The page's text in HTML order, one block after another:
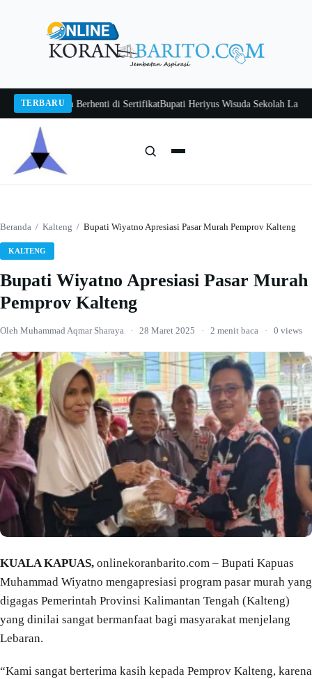
TERBARU
Jangan Berhenti di SertifikatBupati Heriyus Wisuda Sekolah Lansia
Beranda / Kalteng / Bupati Wiyatno Apresiasi Pasar Murah Pemprov Kalteng
KALTENG
Bupati Wiyatno Apresiasi Pasar Murah
Pemprov Kalteng
Oleh Muhammad Aqmar Sharaya · 28 Maret 2025 · 2 menit baca · 0 views
KUALA KAPUAS, onlinekoranbarito.com – Bupati Kapuas
Muhammad Wiyatno mengapresiasi program pasar murah yang
digagas Pemerintah Provinsi Kalimantan Tengah (Kalteng)
yang dinilai sangat bermanfaat bagi masyarakat menjelang
Lebaran.
“Kami sangat berterima kasih kepada Pemprov Kalteng, karena